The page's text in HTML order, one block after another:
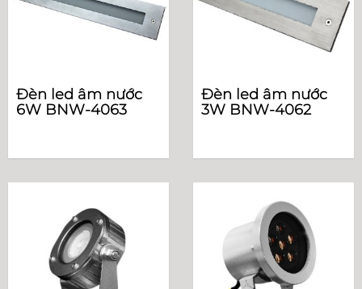
Đèn led âm nước
6W BNW-4063
Đèn led âm nước
3W BNW-4062